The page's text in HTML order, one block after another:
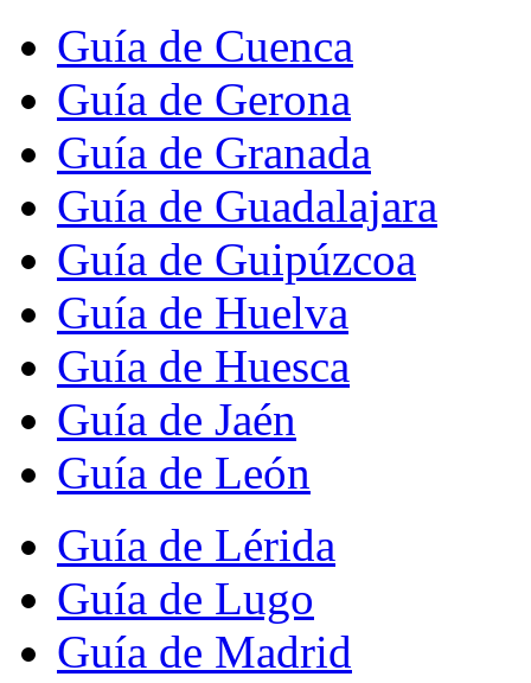
Guía de Cuenca
Guía de Gerona
Guía de Granada
Guía de Guadalajara
Guía de Guipúzcoa
Guía de Huelva
Guía de Huesca
Guía de Jaén
Guía de León
Guía de Lérida
Guía de Lugo
Guía de Madrid